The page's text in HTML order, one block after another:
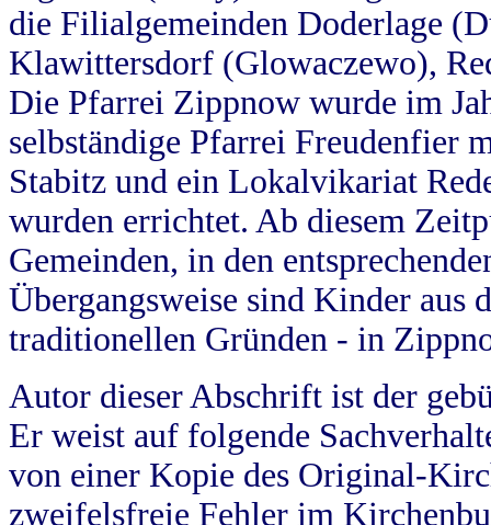
die Filialgemeinden Doderlage
Klawittersdorf (Glowaczewo),
Die Pfarrei Zippnow wurde im
selbständige Pfarrei Freudenfier
Stabitz und ein Lokalvikariat
wurden errichtet. Ab diesem
Gemeinden, in den
Übergangsweise sind Kinder aus
traditionellen Gründen - in
Autor dieser Abschrift ist der
Er weist auf folgende
von einer Kopie des Original-
zweifelsfreie Fehler im